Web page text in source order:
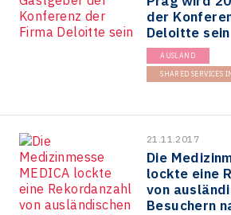
der
Deloitte sein
AUSLAND
SHARED SERVICES
21.11.2017
Die
lockte eine
von
Besuchern